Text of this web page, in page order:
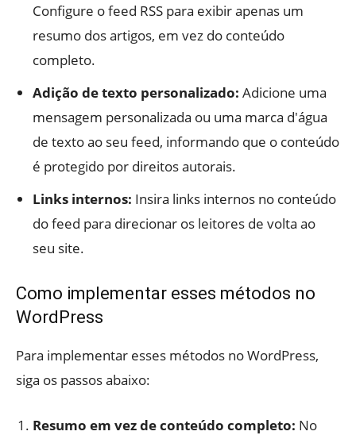
Configure o feed RSS para exibir apenas um
resumo dos artigos, em vez do conteúdo
completo.
Adição de texto personalizado: Adicione uma
mensagem personalizada ou uma marca d'água
de texto ao seu feed, informando que o conteúdo
é protegido por direitos autorais.
Links internos: Insira links internos no conteúdo
do feed para direcionar os leitores de volta ao
seu site.
Como implementar esses métodos no
WordPress
Para implementar esses métodos no WordPress,
siga os passos abaixo:
Resumo em vez de conteúdo completo: No